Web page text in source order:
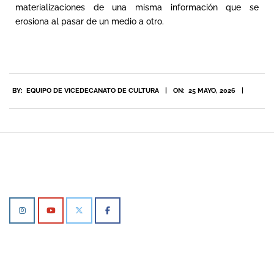
materializaciones de una misma información que se
erosiona al pasar de un medio a otro.
BY: EQUIPO DE VICEDECANATO DE CULTURA ON: 25 MAYO, 2026